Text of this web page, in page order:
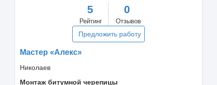
5
Рейтинг
0
Отзывов
Предложить работу
Мастер «Алекс»
Николаев
Монтаж битумной черепицы